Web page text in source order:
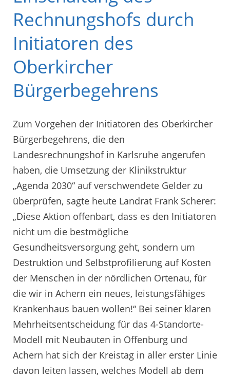
Rechnungshofs durch
Initiatoren des
Oberkircher
Bürgerbegehrens
Zum Vorgehen der Initiatoren des Oberkircher
Bürgerbegehrens, die den
Landesrechnungshof in Karlsruhe angerufen
haben, die Umsetzung der Klinikstruktur
„Agenda 2030“ auf verschwendete Gelder zu
überprüfen, sagte heute Landrat Frank Scherer:
„Diese Aktion offenbart, dass es den Initiatoren
nicht um die bestmögliche
Gesundheitsversorgung geht, sondern um
Destruktion und Selbstprofilierung auf Kosten
der Menschen in der nördlichen Ortenau, für
die wir in Achern ein neues, leistungsfähiges
Krankenhaus bauen wollen!“ Bei seiner klaren
Mehrheitsentscheidung für das 4-Standorte-
Modell mit Neubauten in Offenburg und
Achern hat sich der Kreistag in aller erster Linie
davon leiten lassen, welches Modell ab dem